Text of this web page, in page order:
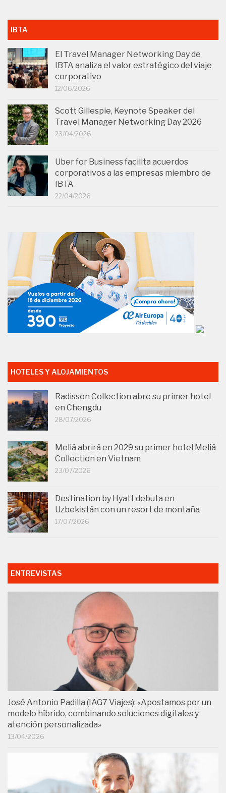
IBTA
El Travel Manager Networking Day de
IBTA analiza el valor estratégico del viaje
corporativo
12/06/2026
Scott Gillespie, Keynote Speaker del
Travel Manager Networking Day 2026
23/04/2026
Uber for Business facilita acuerdos
corporativos a las empresas miembro de
IBTA
22/04/2026
HOTELES Y ALOJAMIENTOS
Radisson Collection abre su primer hotel
en Chengdu
28/07/2026
Meliá abrirá en 2029 su primer hotel Meliá
Collection en Vietnam
23/07/2026
Destination by Hyatt debuta en
Uzbekistán con un resort de montaña
17/07/2026
ENTREVISTAS
José Antonio Padilla (IAG7 Viajes): «Apostamos por un
modelo híbrido, combinando soluciones digitales y
atención personalizada»
13/04/2026